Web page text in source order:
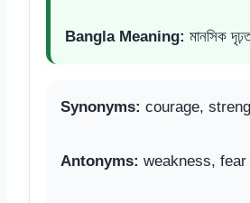
Bangla Meaning: মানসিক
Synonyms: courage,
Antonyms: weakness, fear